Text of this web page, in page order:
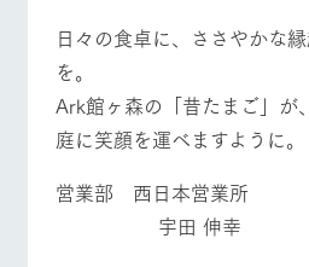
日々の食卓に、ささやかな
を。
Ark館ヶ森の「昔たまご」が
庭に笑顔を運べますように。
営業部 西日本営業所
宇田 伸幸